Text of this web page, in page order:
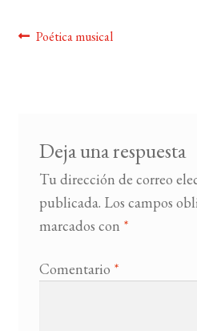
Navegación
Anterior:
Poética musical
Deja una respuesta
Tu dirección de correo
publicada. Los campos
marcados con *
Comentario *